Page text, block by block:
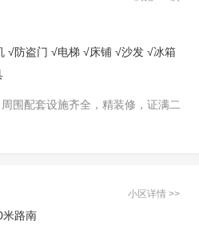
√防盗门 √电梯 √床铺 √沙发 √冰箱
围配套设施齐全，精装修，证满二
小区详情 >>
米路南